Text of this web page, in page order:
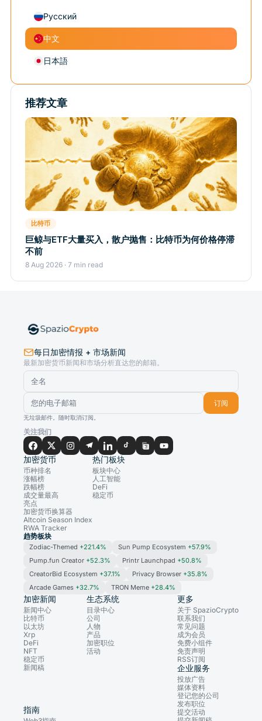
Русский
中文
日本語
推荐文章
比特币
巨鲸与ETF大量买入，散户抛售：比特币为何价格停滞
不前
8 Aug 2026 · 7 min read
每日加密情报 + 市场新闻
最新加密货币新闻和市场分析直达您的邮箱。
订阅
无垃圾邮件。随时取消订阅。
关注我们
加密货币
币种排名
涨幅榜
跌幅榜
成交量最高
亮点
加密货币换算器
Altcoin Season Index
RWA Tracker
热门板块
板块中心
人工智能
DeFi
稳定币
趋势板块
Zodiac-Themed +221.4% Sun Pump Ecosystem +57.9%
Pump.fun Creator +52.3% Printr Launchpad +50.8%
CreatorBid Ecosystem +37.1% Privacy Browser +35.8%
Arcade Games +32.7% TRON Meme +28.4%
加密新闻
新闻中心
比特币
以太坊
Xrp
DeFi
NFT
稳定币
新闻稿
生态系统
目录中心
公司
人物
产品
加密职位
活动
指南
更多
关于 SpazioCrypto
联系我们
常见问题
成为会员
免费小组件
免责声明
RSS订阅
企业服务
投放广告
媒体资料
登记您的公司
发布职位
提交活动